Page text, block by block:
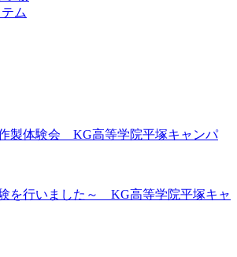
製体験会 KG高等学院平塚キャンパ
を行いました～ KG高等学院平塚キャ